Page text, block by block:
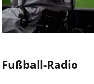
Fußball-Radio